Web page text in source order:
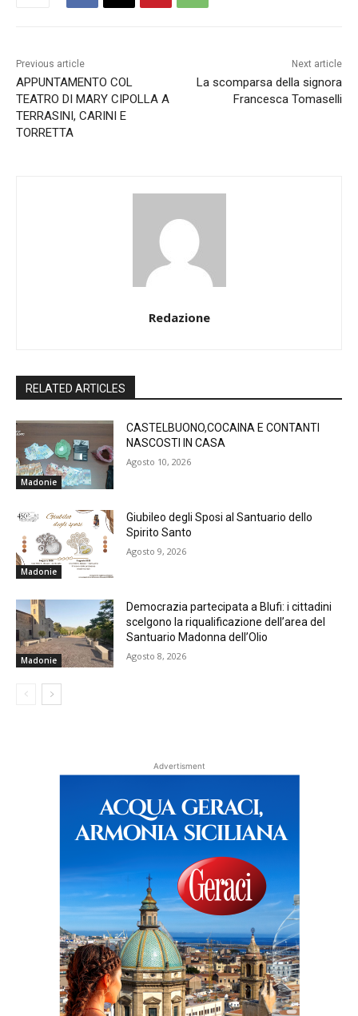
Previous article
APPUNTAMENTO COL
TEATRO DI MARY CIPOLLA A
TERRASINI, CARINI E
TORRETTA
Next article
La scomparsa della signora
Francesca Tomaselli
Redazione
RELATED ARTICLES
Madonie
CASTELBUONO,COCAINA E CONTANTI
NASCOSTI IN CASA
Agosto 10, 2026
Madonie
Giubileo degli Sposi al Santuario dello
Spirito Santo
Agosto 9, 2026
Madonie
Democrazia partecipata a Blufi: i cittadini
scelgono la riqualificazione dell’area del
Santuario Madonna dell’Olio
Agosto 8, 2026
Advertisment